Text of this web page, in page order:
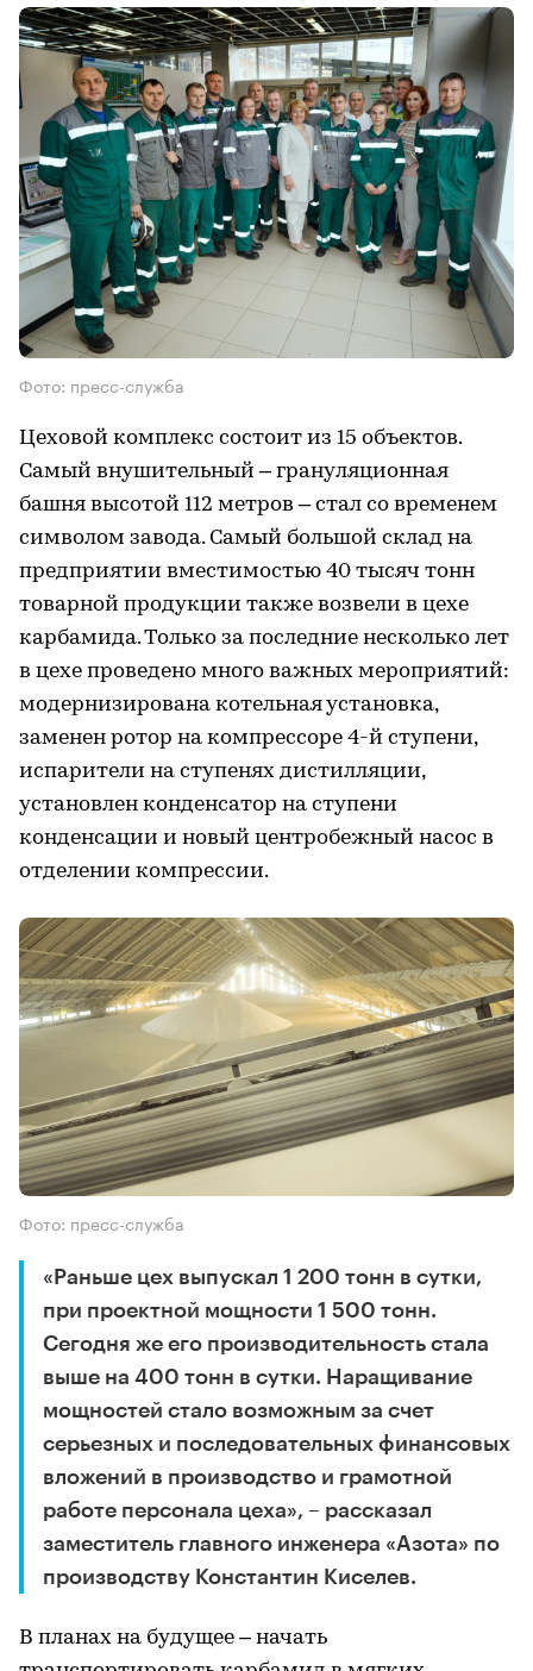
Фото: пресс-служба
Цеховой комплекс состоит из 15 объектов.
Самый внушительный – грануляционная
башня высотой 112 метров – стал со временем
символом завода. Самый большой склад на
предприятии вместимостью 40 тысяч тонн
товарной продукции также возвели в цехе
карбамида. Только за последние несколько лет
в цехе проведено много важных мероприятий:
модернизирована котельная установка,
заменен ротор на компрессоре 4-й ступени,
испарители на ступенях дистилляции,
установлен конденсатор на ступени
конденсации и новый центробежный насос в
отделении компрессии.
Фото: пресс-служба
«Раньше цех выпускал 1 200 тонн в сутки,
при проектной мощности 1 500 тонн.
Сегодня же его производительность стала
выше на 400 тонн в сутки. Наращивание
мощностей стало возможным за счет
серьезных и последовательных финансовых
вложений в производство и грамотной
работе персонала цеха», – рассказал
заместитель главного инженера «Азота» по
производству Константин Киселев.
В планах на будущее – начать